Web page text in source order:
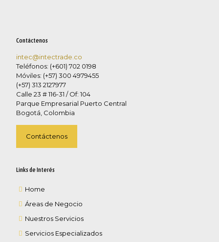
Contáctenos
intec@intectrade.co
Teléfonos: (+601) 702 0198
Móviles: (+57) 300 4979455
(+57) 313 2127977
Calle 23 # 116-31 / Of: 104
Parque Empresarial Puerto Central
Bogotá, Colombia
Contáctenos
Links de Interés
Home
Áreas de Negocio
Nuestros Servicios
Servicios Especializados